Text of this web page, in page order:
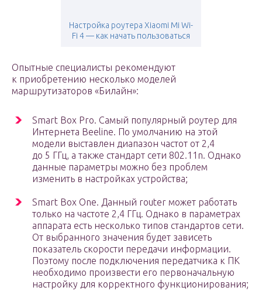
Настройка роутера Xiaomi Mi Wi-
Fi 4 — как начать пользоваться
Опытные специалисты рекомендуют
к приобретению несколько моделей
маршрутизаторов «Билайн»:
Smart Box Pro. Самый популярный роутер для
Интернета Beeline. По умолчанию на этой
модели выставлен диапазон частот от 2,4
до 5 ГГц, а также стандарт сети 802.11n. Однако
данные параметры можно без проблем
изменить в настройках устройства;
Smart Box One. Данный router может работать
только на частоте 2,4 ГГц. Однако в параметрах
аппарата есть несколько типов стандартов сети.
От выбранного значения будет зависеть
показатель скорости передачи информации.
Поэтому после подключения передатчика к ПК
необходимо произвести его первоначальную
настройку для корректного функционирования;